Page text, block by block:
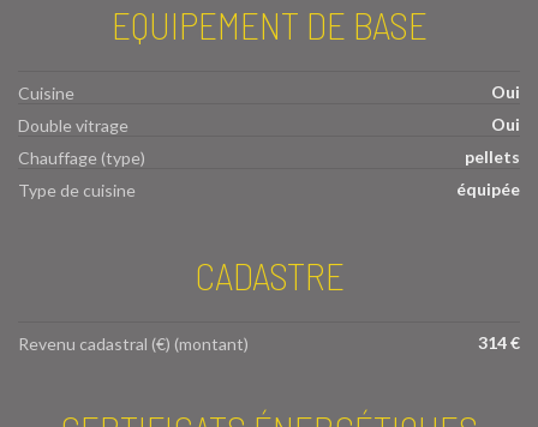
EQUIPEMENT DE BASE
Cuisine
Oui
Double vitrage
Oui
Chauffage (type)
pellets
Type de cuisine
équipée
CADASTRE
Revenu cadastral (€) (montant) 314 €